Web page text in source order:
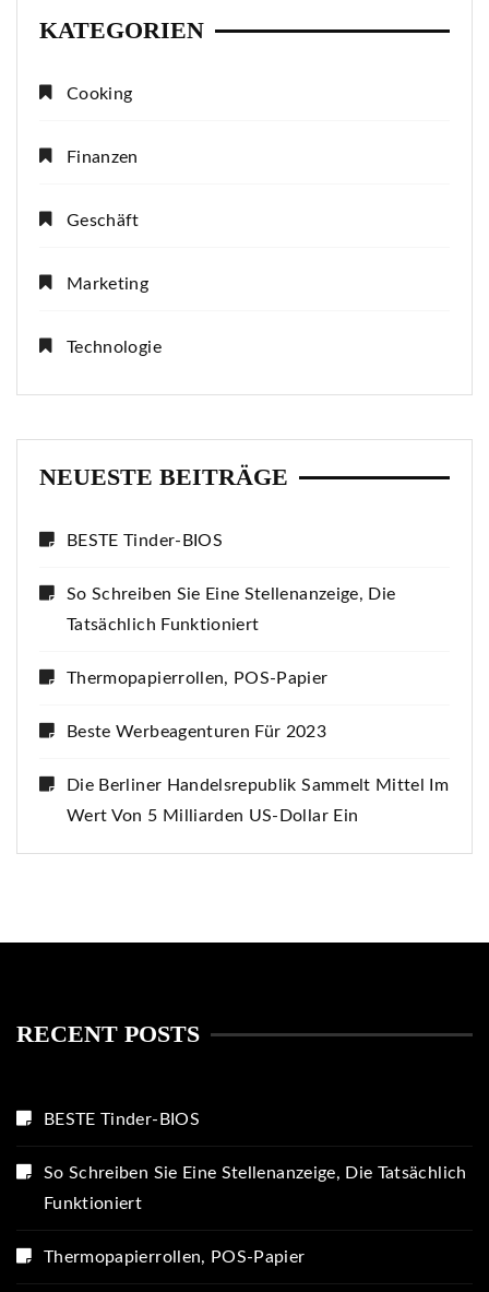
KATEGORIEN
Cooking
Finanzen
Geschäft
Marketing
Technologie
NEUESTE BEITRÄGE
BESTE Tinder-BIOS
So Schreiben Sie Eine Stellenanzeige, Die
Tatsächlich Funktioniert
Thermopapierrollen, POS-Papier
Beste Werbeagenturen Für 2023
Die Berliner Handelsrepublik Sammelt Mittel Im
Wert Von 5 Milliarden US-Dollar Ein
RECENT POSTS
BESTE Tinder-BIOS
So Schreiben Sie Eine Stellenanzeige, Die Tatsächlich
Funktioniert
Thermopapierrollen, POS-Papier